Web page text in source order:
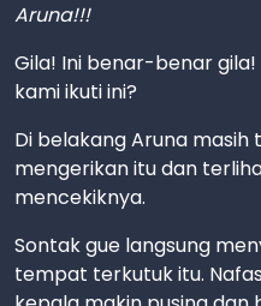
Aruna!!!
Gila! Ini benar-benar
kami ikuti ini?
Di belakang Aruna
mengerikan itu dan
mencekiknya.
Sontak gue langsung
tempat terkutuk itu.